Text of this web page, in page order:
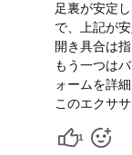
足裏が安定
で、上記が
開き具合は
もう一つは
ォームを詳
このエクサ
1